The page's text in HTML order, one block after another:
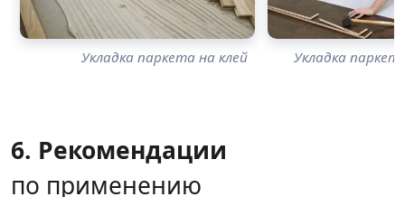
Укладка паркета на клей Укладка
6. Рекомендации
по применению